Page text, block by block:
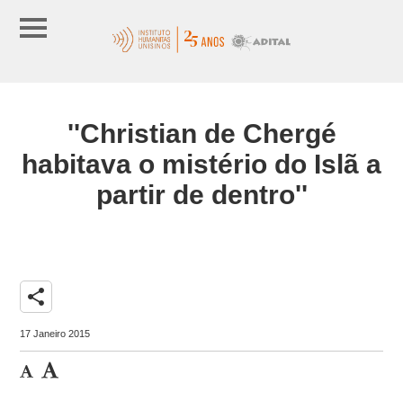
''Christian de Chergé
habitava o mistério do Islã a
partir de dentro''
share
17 Janeiro 2015